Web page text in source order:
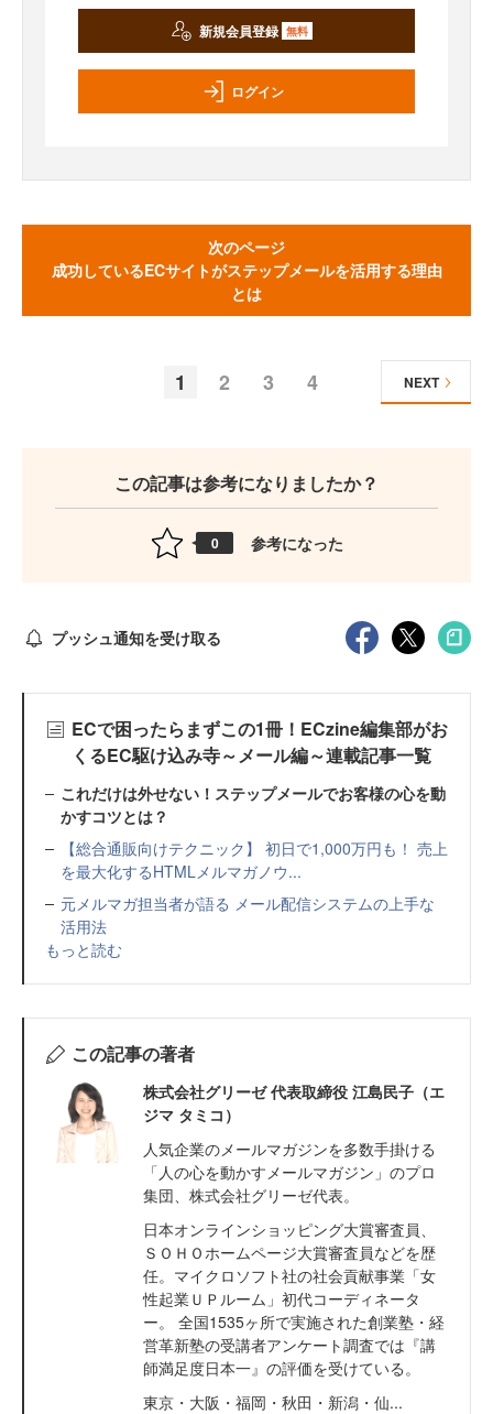
新規会員登録 無料
ログイン
次のページ
成功しているECサイトがステップメールを活用する理由
とは
1 2 3 4 NEXT
この記事は参考になりましたか？
0 参考になった
プッシュ通知を受け取る
ECで困ったらまずこの1冊！ECzine編集部がお
くるEC駆け込み寺～メール編～連載記事一覧
これだけは外せない！ステップメールでお客様の心を動
かすコツとは？
【総合通販向けテクニック】 初日で1,000万円も！ 売上
を最大化するHTMLメルマガノウ...
元メルマガ担当者が語る メール配信システムの上手な
活用法
もっと読む
この記事の著者
株式会社グリーゼ 代表取締役 江島民子（エ
ジマ タミコ）
人気企業のメールマガジンを多数手掛ける
「人の心を動かすメールマガジン」のプロ
集団、株式会社グリーゼ代表。
日本オンラインショッピング大賞審査員、
ＳＯＨＯホームページ大賞審査員などを歴
任。マイクロソフト社の社会貢献事業「女
性起業ＵＰルーム」初代コーディネータ
ー。 全国1535ヶ所で実施された創業塾・経
営革新塾の受講者アンケート調査では『講
師満足度日本一』の評価を受けている。
東京・大阪・福岡・秋田・新潟・仙...